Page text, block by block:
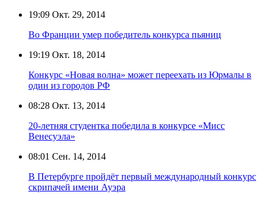
19:09 Окт. 29, 2014
Во Франции умер победитель конкурса пьяниц
19:19 Окт. 18, 2014
Конкурс «Новая волна» может переехать из Юрмалы в
один из городов РФ
08:28 Окт. 13, 2014
20-летняя студентка победила в конкурсе «Мисс
Венесуэла»
08:01 Сен. 14, 2014
В Петербурге пройдёт первый международный конкурс
скрипачей имени Ауэра